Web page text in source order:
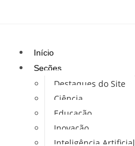
Início
Seções
Destaques do Site
Ciência
Educação
Inovação
Inteligência Artificial